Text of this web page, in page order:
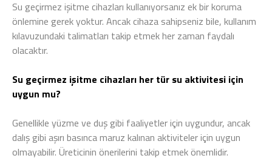
Su geçirmez işitme cihazları kullanıyorsanız ek bir koruma
önlemine gerek yoktur. Ancak cihaza sahipseniz bile, kullanım
kılavuzundaki talimatları takip etmek her zaman faydalı
olacaktır.
Su geçirmez işitme cihazları her tür su aktivitesi için
uygun mu?
Genellikle yüzme ve duş gibi faaliyetler için uygundur, ancak
dalış gibi aşırı basınca maruz kalınan aktiviteler için uygun
olmayabilir. Üreticinin önerilerini takip etmek önemlidir.